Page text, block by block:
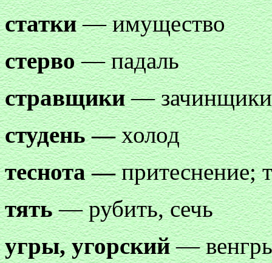
статки— имущество
стерво— падаль
стравщики— зачинщики
студень —холод
теснота —притеснение;
тять— рубить, сечь
угры, угорский—